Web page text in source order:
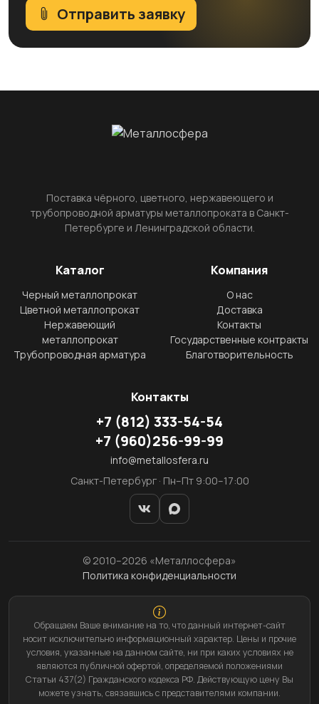
Отправить заявку
Поставка чёрного, цветного, нержавеющего и
трубопроводной арматуры металлопроката в Санкт-
Петербурге и Ленинградской области.
Каталог
Черный металлопрокат
Цветной металлопрокат
Нержавеющий
металлопрокат
Трубопроводная арматура
Компания
О нас
Доставка
Контакты
Государственные контракты
Благотворительность
Контакты
+7 (812) 333-54-54
+7 (960)256-99-99
info@metallosfera.ru
Санкт-Петербург · Пн–Пт 9:00–17:00
© 2010–2026 «Металлосфера»
Политика конфиденциальности
Обращаем Ваше внимание на то, что данный интернет-сайт
носит исключительно информационный характер. Цены и прочие
условия, указанные на данном сайте, ни при каких условиях не
являются публичной офертой, определяемой положениями
Статьи 437(2) Гражданского кодекса РФ. Действующую цену Вы
можете узнать, связавшись с представителями компании.